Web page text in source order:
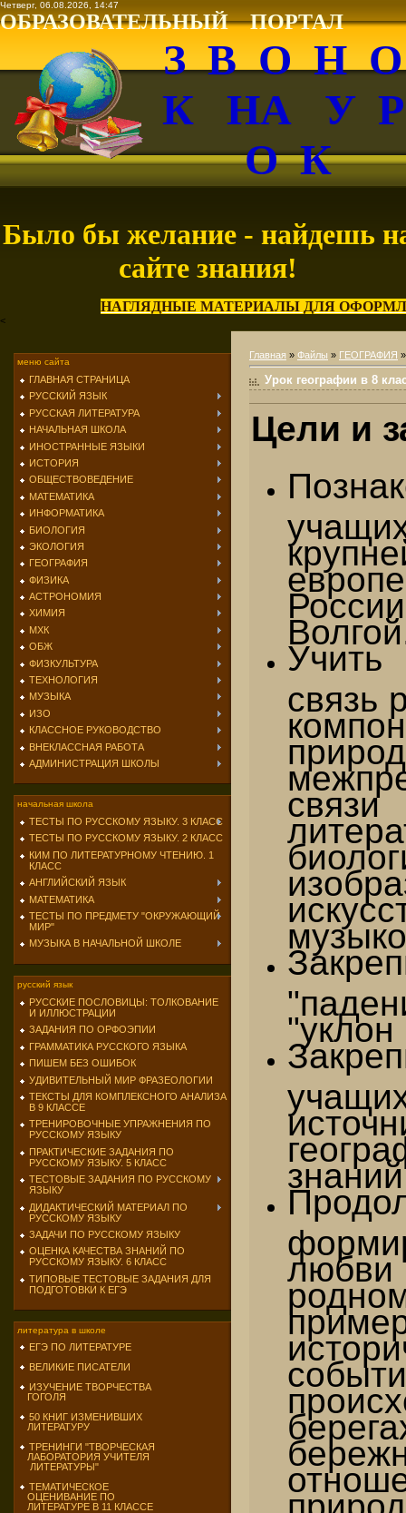
Четверг, 06.08.2026, 14:47
ОБРАЗОВАТЕЛЬНЫЙ ПОРТАЛ
З В О Н
К НА У
О К
Было бы желание - найдешь
сайте знания!
НАГЛЯДНЫЕ МАТЕРИАЛЫ ДЛЯ
<
меню сайта
ГЛАВНАЯ СТРАНИЦА
РУССКИЙ ЯЗЫК
РУССКАЯ ЛИТЕРАТУРА
НАЧАЛЬНАЯ ШКОЛА
ИНОСТРАННЫЕ ЯЗЫКИ
ИСТОРИЯ
ОБЩЕСТВОВЕДЕНИЕ
МАТЕМАТИКА
ИНФОРМАТИКА
БИОЛОГИЯ
ЭКОЛОГИЯ
ГЕОГРАФИЯ
ФИЗИКА
АСТРОНОМИЯ
ХИМИЯ
МХК
ОБЖ
ФИЗКУЛЬТУРА
ТЕХНОЛОГИЯ
МУЗЫКА
ИЗО
КЛАССНОЕ РУКОВОДСТВО
ВНЕКЛАССНАЯ РАБОТА
АДМИНИСТРАЦИЯ ШКОЛЫ
начальная школа
ТЕСТЫ ПО РУССКОМУ ЯЗЫКУ. 3 КЛАСС
ТЕСТЫ ПО РУССКОМУ ЯЗЫКУ. 2 КЛАСС
КИМ ПО ЛИТЕРАТУРНОМУ ЧТЕНИЮ. 1
КЛАСС
АНГЛИЙСКИЙ ЯЗЫК
МАТЕМАТИКА
ТЕСТЫ ПО ПРЕДМЕТУ "ОКРУЖАЮЩИЙ
МИР"
МУЗЫКА В НАЧАЛЬНОЙ ШКОЛЕ
русский язык
РУССКИЕ ПОСЛОВИЦЫ: ТОЛКОВАНИЕ
И ИЛЛЮСТРАЦИИ
ЗАДАНИЯ ПО ОРФОЭПИИ
ГРАММАТИКА РУССКОГО ЯЗЫКА
ПИШЕМ БЕЗ ОШИБОК
УДИВИТЕЛЬНЫЙ МИР ФРАЗЕОЛОГИИ
ТЕКСТЫ ДЛЯ КОМПЛЕКСНОГО АНАЛИЗА
В 9 КЛАССЕ
ТРЕНИРОВОЧНЫЕ УПРАЖНЕНИЯ ПО
РУССКОМУ ЯЗЫКУ
ПРАКТИЧЕСКИЕ ЗАДАНИЯ ПО
РУССКОМУ ЯЗЫКУ. 5 КЛАСС
ТЕСТОВЫЕ ЗАДАНИЯ ПО РУССКОМУ
ЯЗЫКУ
ДИДАКТИЧЕСКИЙ МАТЕРИАЛ ПО
РУССКОМУ ЯЗЫКУ
ЗАДАЧИ ПО РУССКОМУ ЯЗЫКУ
ОЦЕНКА КАЧЕСТВА ЗНАНИЙ ПО
РУССКОМУ ЯЗЫКУ. 6 КЛАСС
ТИПОВЫЕ ТЕСТОВЫЕ ЗАДАНИЯ ДЛЯ
ПОДГОТОВКИ К ЕГЭ
литература в школе
ЕГЭ ПО ЛИТЕРАТУРЕ
ВЕЛИКИЕ ПИСАТЕЛИ
ИЗУЧЕНИЕ ТВОРЧЕСТВА
ГОГОЛЯ
50 КНИГ ИЗМЕНИВШИХ
ЛИТЕРАТУРУ
ТРЕНИНГИ "ТВОРЧЕСКАЯ
ЛАБОРАТОРИЯ УЧИТЕЛЯ
ЛИТЕРАТУРЫ"
ТЕМАТИЧЕСКОЕ
ОЦЕНИВАНИЕ ПО
ЛИТЕРАТУРЕ В 11 КЛАССЕ
Главная » Файлы » ГЕОГРАФИЯ
Урок географии в 8
Цели и
связь
"уклон